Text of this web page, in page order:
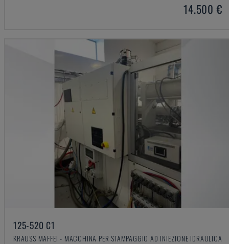
14.500 €
125-520 C1
KRAUSS MAFFEI - MACCHINA PER STAMPAGGIO AD INIEZIONE IDRAULICA